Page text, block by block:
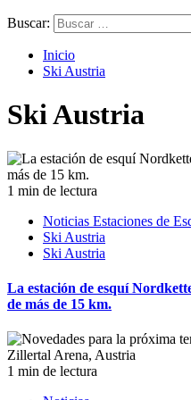
Buscar:
Inicio
Ski Austria
Ski Austria
1 min de lectura
Noticias Estaciones de
Ski Austria
Ski Austria
La estación de esquí
de más de 15 km.
1 min de lectura